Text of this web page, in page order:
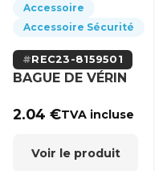
Accessoire
Accessoire Sécurité
REC23-8159501
BAGUE DE VÉRIN
2.04€TVA incluse
Voir le produit